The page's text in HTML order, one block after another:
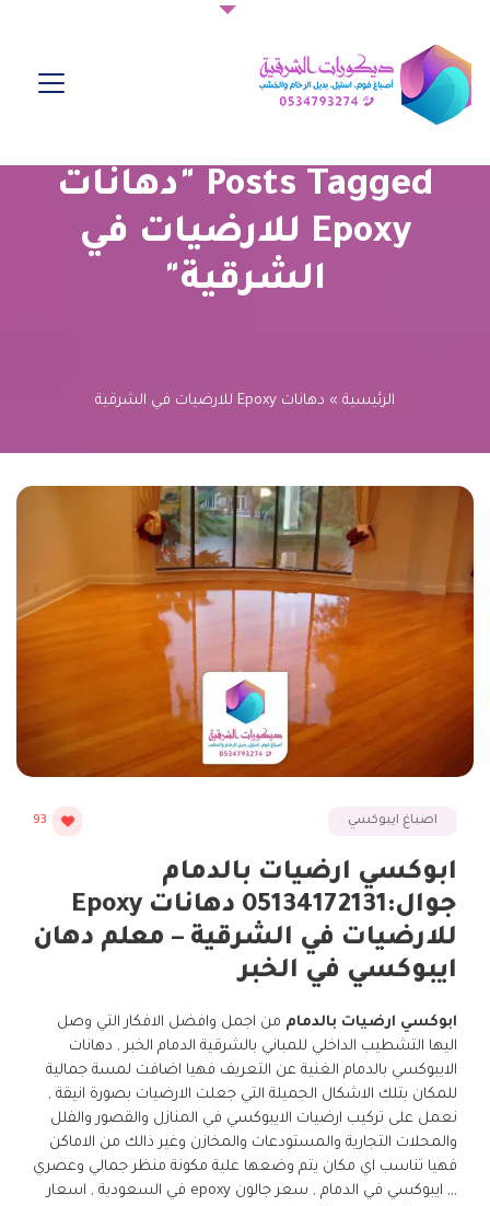
Posts Tagged "دهانات
Epoxy للارضيات في
الشرقية"
الرئيسية » دهانات Epoxy للارضيات في الشرقية
اصباغ ايبوكسي 93
ابوكسي ارضيات بالدمام
جوال:05134172131 دهانات Epoxy
للارضيات في الشرقية – معلم دهان
ايبوكسي في الخبر
ابوكسي ارضيات بالدمام من اجمل وافضل الافكار التي وصل
اليها التشطيب الداخلي للمباني بالشرقية الدمام الخبر , دهانات
الايبوكسي بالدمام الغنية عن التعريف فهيا اضافت لمسة جمالية
للمكان بتلك الاشكال الجميلة التي جعلت الارضيات بصورة انيقة ,
نعمل على تركيب ارضيات الايبوكسي في المنازل والقصور والفلل
والمحلات التجارية والمستودعات والمخازن وغير ذالك من الاماكن
فهيا تناسب اي مكان يتم وضعها علية مكونة منظر جمالي وعصري
,,, ايبوكسي في الدمام , سعر جالون epoxy في السعودية , اسعار